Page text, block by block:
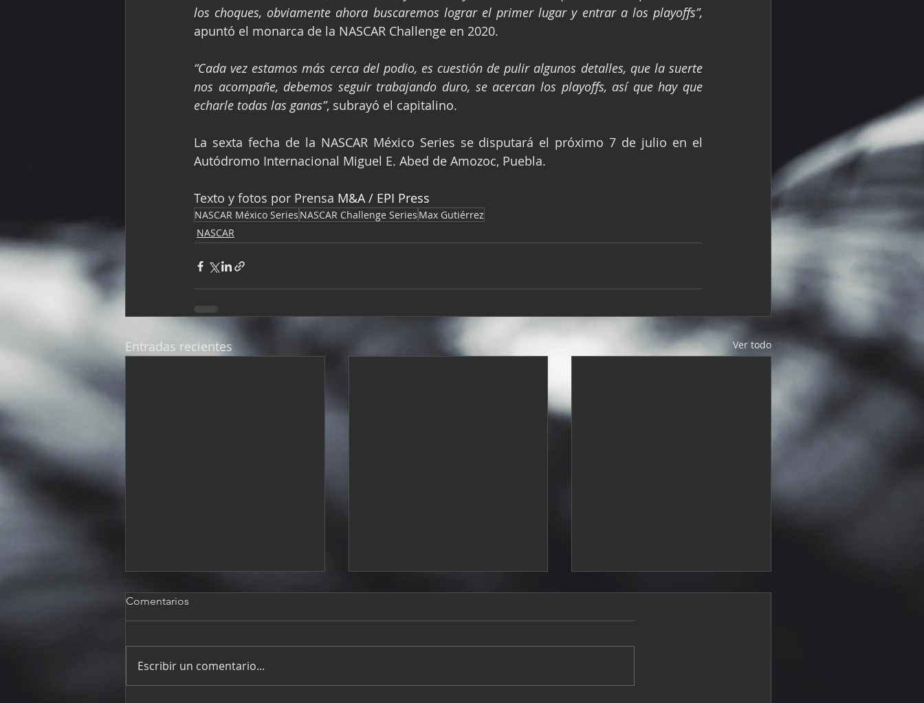
los choques, obviamente ahora buscaremos lograr el primer lugar y entrar a los playoffs”,
apuntó el monarca de la NASCAR Challenge en 2020.
“Cada vez estamos más cerca del podio, es cuestión de pulir algunos detalles, que la suerte
nos acompañe, debemos seguir trabajando duro, se acercan los playoffs, así que hay que
echarle todas las ganas”, subrayó el capitalino.
La sexta fecha de la NASCAR México Series se disputará el próximo 7 de julio en el
Autódromo Internacional Miguel E. Abed de Amozoc, Puebla.
Texto y fotos por Prensa M&A / EPI Press
NASCAR México Series NASCAR Challenge Series Max Gutiérrez
NASCAR
Entradas recientes Ver todo
Comentarios
Escribir un comentario...